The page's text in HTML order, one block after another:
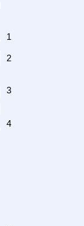
1
2
3
4